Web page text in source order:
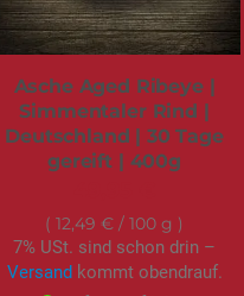
Asche Aged Ribeye |
Simmentaler Rind |
Deutschland | 30 Tage
gereift | 400g
12,49 € / 100 g
7% USt. sind schon drin –
Versandkommt obendrauf.